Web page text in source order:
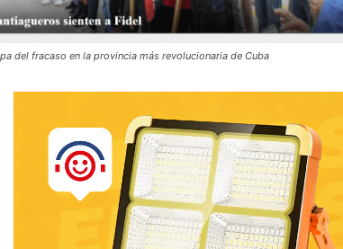
del fracaso en la provincia más revolucionaria de Cuba